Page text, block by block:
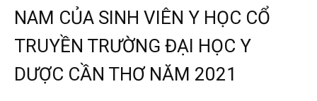
NAM CỦA SINH VIÊN Y HỌC CỔ
TRUYỀN TRƯỜNG ĐẠI HỌC Y
DƯỢC CẦN THƠ NĂM 2021